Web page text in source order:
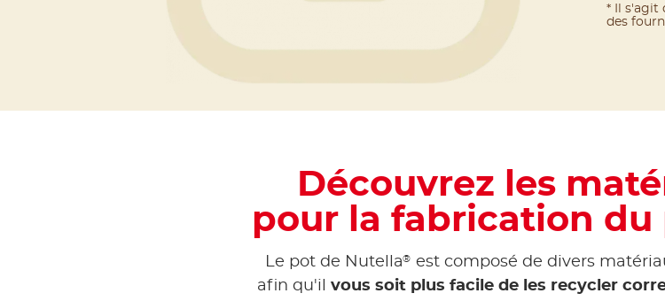
* Il s'agit
des
Découvrez les
pour la fabrication du
Le pot de Nutella® est composé de divers
afin qu'il vous soit plus facile de les recycler